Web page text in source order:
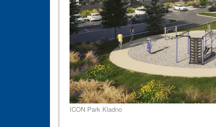
ICON Park Kladno